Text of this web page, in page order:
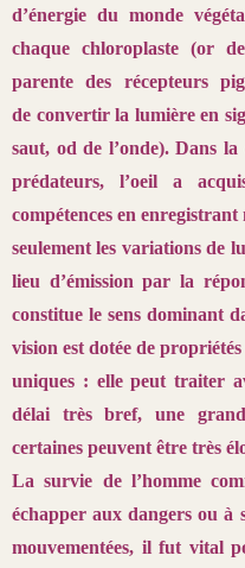
d’énergie du monde
chaque chloroplaste (or
parente des récepteurs
de convertir la lumière en
saut, od de l’onde). Dans
prédateurs, l’oeil a
compétences en enregistrant
seulement les variations de
lieu d’émission par la
constitue le sens dominant
vision est dotée de propriétés
uniques : elle peut traiter
délai très bref, une
certaines peuvent être très
La survie de l’homme
échapperaux dangers ou à
mouvementées, il fut vital